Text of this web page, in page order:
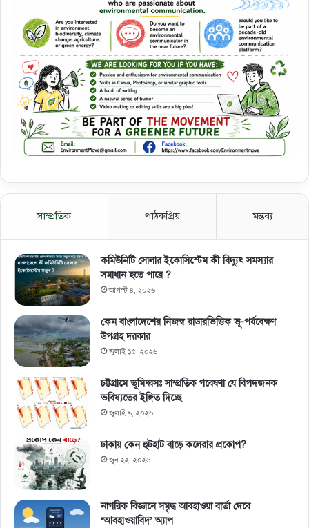
সাম্প্রতিক পাঠকপ্রিয় মন্তব্য
কমিউনিটি সোলার ইকোসিস্টেম কী বিদ্যুৎ সমস্যার
সমাধান হতে পারে ?
আগস্ট ৪, ২০২৬
কেন বাংলাদেশের নিজস্ব রাডারভিত্তিক ভূ-পর্যবেক্ষণ
উপগ্রহ দরকার
জুলাই ১৫, ২০২৬
চট্টগ্রামে ভূমিধ্বসঃ সাম্প্রতিক গবেষণা যে বিপদজনক
ভবিষ্যতের ইঙ্গিত দিচ্ছে
জুলাই ৯, ২০২৬
ঢাকায় কেন হুটহাট বাড়ে কলেরার প্রকোপ?
জুন ২২, ২০২৬
নাগরিক বিজ্ঞানে সমৃদ্ধ আবহাওয়া বার্তা দেবে
‘আবহাওয়াবিদ’ অ্যাপ